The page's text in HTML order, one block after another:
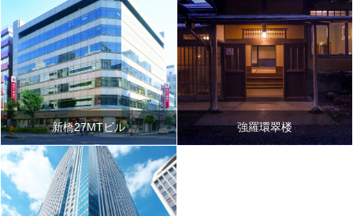
新橋27MTビル 強羅環翠楼